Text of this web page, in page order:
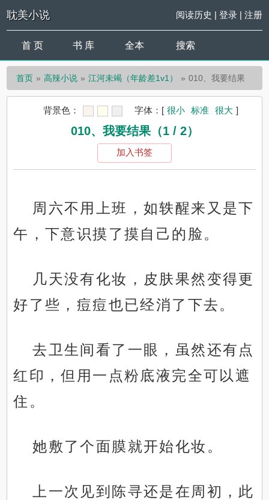
耽美小说 阅读历史 | 登录| 注册
首 页 书 库 全本 搜索
首页 高辣小说 江河未竭（年龄差1v1） 010、我要结果
背景色： 字体： [ 很小 标准 很大 ]
010、我要结果（1 / 2）
加入书签
周六不用上班，如轶醒来又是下
午，下意识摸了摸自己的脸。
几天没有化妆，皮肤果然变得更
好了些，痘痘也已经消了下去。
去卫生间看了一眼，虽然还有点
红印，但用一点粉底液完全可以遮
住。
她敷了个面膜就开始化妆。
上一次见到陈寻还是在周初，此